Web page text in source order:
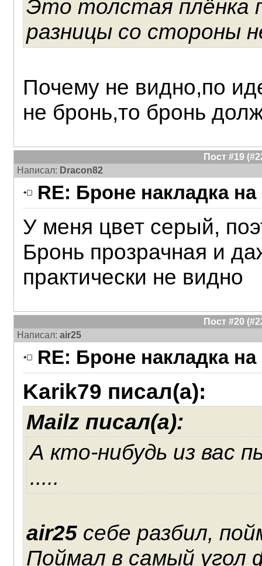
Это толстая плёнка
разницы со стороны
Почему не видно,по
не бронь,то бронь
Пост #19
Написал: Dracon82
RE: Броне накладка
У меня цвет серый,
Бронь прозрачная и
практически не видно
Пост #20
Написал: air25
RE: Броне накладка
Karik79 писал(а):
Mailz писал(а):
А кто-нибудь из вас
.....
air25 себе разбил,
Поймал в самый угол